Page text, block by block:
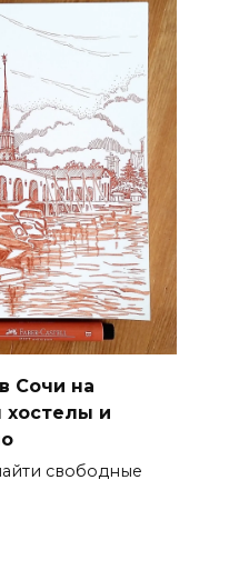
Сочи на
хостелы и
свободные